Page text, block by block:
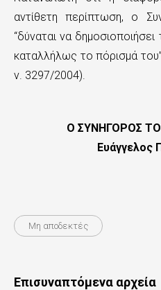
αντίθετη περίπτωση, ο
“δύναται να
καταλλήλως το πόρισμά
ν. 3297/2004).
Ο ΣΥΝΗΓΟΡΟΣ
Ευάγγελος
Μη αποδεκτές
Επισυναπτόμενα αρχεία